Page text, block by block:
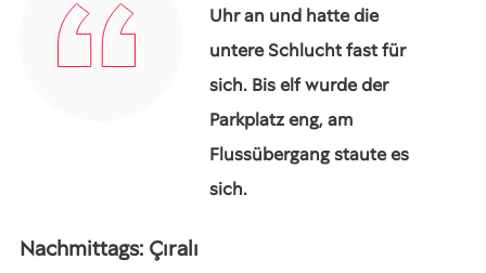
Uhr an und hatte die
untere Schlucht fast für
sich. Bis elf wurde der
Parkplatz eng, am
Flussübergang staute es
sich.
Nachmittags: Çıralı